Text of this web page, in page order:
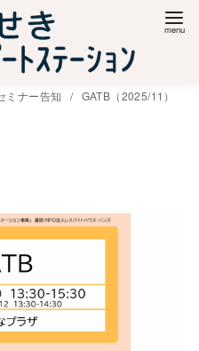
ミナー告知 GATB（2025/11）